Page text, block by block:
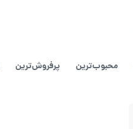
محبوب‌‌ترین پرفروش‌ترین